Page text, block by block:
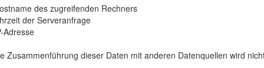
des zugreifenden Rechners
der Serveranfrage
Adresse
Zusammenführung dieser Daten mit anderen Datenquellen wird